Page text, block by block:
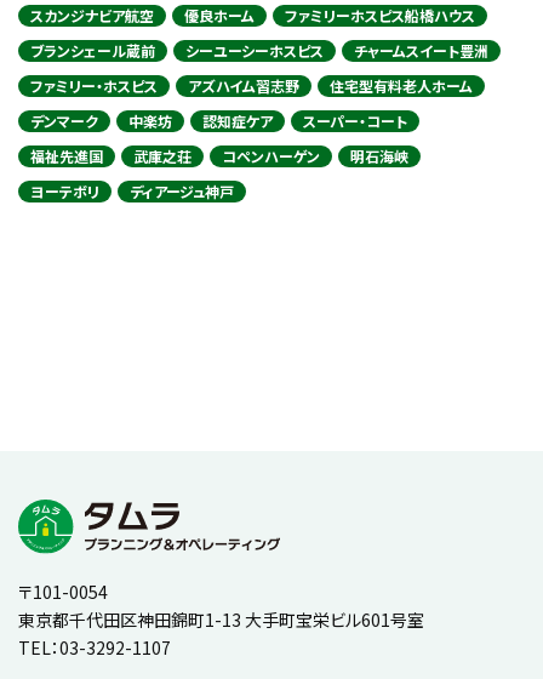
スカンジナビア航空
優良ホーム
ファミリーホスピス船橋ハウス
ブランシェール蔵前
シーユーシーホスピス
チャームスイート豊洲
ファミリー・ホスピス
アズハイム習志野
住宅型有料老人ホーム
デンマーク
中楽坊 認知症ケア
スーパー・コート
福祉先進国
武庫之荘 コペンハーゲン
明石海峡
ヨーテボリ
ディアージュ神戸
〒101-0054
東京都千代田区神田錦町1-13 大手町宝栄ビル601号室
TEL：03-3292-1107